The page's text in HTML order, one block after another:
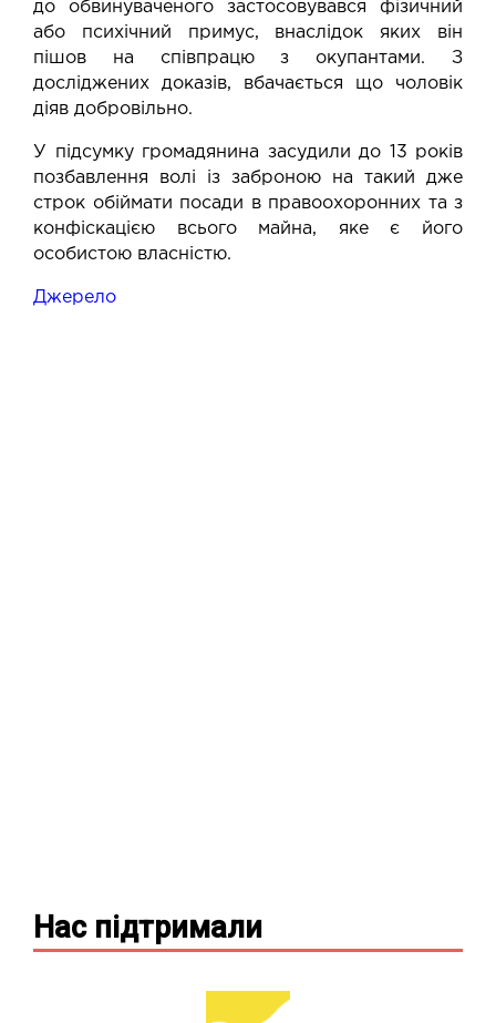
до обвинуваченого застосовувався фізичний
або психічний примус, внаслідок яких він
пішов на співпрацю з окупантами. З
досліджених доказів, вбачається що чоловік
діяв добровільно.
У підсумку громадянина засудили до 13 років
позбавлення волі із заброною на такий дже
строк обіймати посади в правоохоронних та з
конфіскацією всього майна, яке є його
особистою власністю.
Джерело
Нас підтримали